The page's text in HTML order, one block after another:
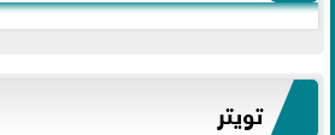
تويتر